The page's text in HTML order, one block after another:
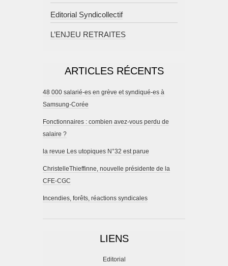
Editorial Syndicollectif
L’ENJEU RETRAITES
ARTICLES RÉCENTS
48 000 salarié-es en grève et syndiqué-es à
Samsung-Corée
Fonctionnaires : combien avez-vous perdu de
salaire ?
la revue Les utopiques N°32 est parue
ChristelleThieffinne, nouvelle présidente de la
CFE-CGC
Incendies, forêts, réactions syndicales
LIENS
Editorial